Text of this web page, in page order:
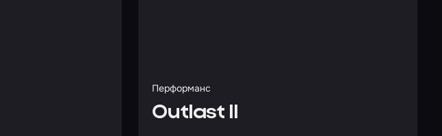
Перформанс
Outlast II